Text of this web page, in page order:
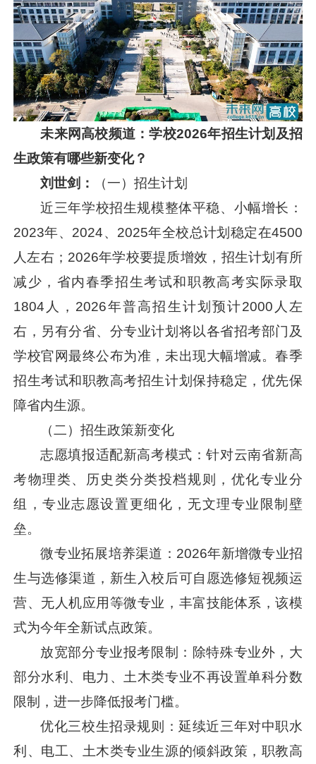
未来网高校频道：学校2026年招生计划及招
生政策有哪些新变化？
刘世剑：
（一）招生计划
近三年学校招生规模整体平稳、小幅增长：
2023年、2024、2025年全校总计划稳定在4500
人左右；2026年学校要提质增效，招生计划有所
减少，省内春季招生考试和职教高考实际录取
1804人，2026年普高招生计划预计2000人左
右，另有分省、分专业计划将以各省招考部门及
学校官网最终公布为准，未出现大幅增减。春季
招生考试和职教高考招生计划保持稳定，优先保
障省内生源。
（二）招生政策新变化
志愿填报适配新高考模式：针对云南省新高
考物理类、历史类分类投档规则，优化专业分
组，专业志愿设置更细化，无文理专业限制壁
垒。
微专业拓展培养渠道：2026年新增微专业招
生与选修渠道，新生入校后可自愿选修短视频运
营、无人机应用等微专业，丰富技能体系，该模
式为今年全新试点政策。
放宽部分专业报考限制：除特殊专业外，大
部分水利、电力、土木类专业不再设置单科分数
限制，进一步降低报考门槛。
优化三校生招录规则：延续近三年对中职水
利、电工、土木类专业生源的倾斜政策，职教高